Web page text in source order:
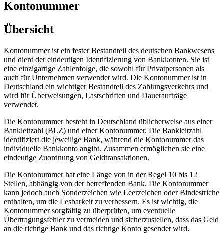
Kontonummer
Übersicht
Kontonummer ist ein fester Bestandteil des deutschen Bankwesens
und dient der eindeutigen Identifizierung von Bankkonten. Sie ist
eine einzigartige Zahlenfolge, die sowohl für Privatpersonen als
auch für Unternehmen verwendet wird. Die Kontonummer ist in
Deutschland ein wichtiger Bestandteil des Zahlungsverkehrs und
wird für Überweisungen, Lastschriften und Daueraufträge
verwendet.
Die Kontonummer besteht in Deutschland üblicherweise aus einer
Bankleitzahl (BLZ) und einer Kontonummer. Die Bankleitzahl
identifiziert die jeweilige Bank, während die Kontonummer das
individuelle Bankkonto angibt. Zusammen ermöglichen sie eine
eindeutige Zuordnung von Geldtransaktionen.
Die Kontonummer hat eine Länge von in der Regel 10 bis 12
Stellen, abhängig von der betreffenden Bank. Die Kontonummer
kann jedoch auch Sonderzeichen wie Leerzeichen oder Bindestriche
enthalten, um die Lesbarkeit zu verbessern. Es ist wichtig, die
Kontonummer sorgfältig zu überprüfen, um eventuelle
Übertragungsfehler zu vermeiden und sicherzustellen, dass das Geld
an die richtige Bank und das richtige Konto gesendet wird.